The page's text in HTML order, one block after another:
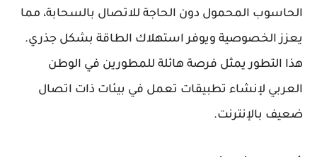
الحاسوب المحمول دون الحاجة للاتصال بالسحابة، مما
يعزز الخصوصية ويوفر استهلاك الطاقة بشكل جذري.
هذا التطور يمثل فرصة هائلة للمطورين في الوطن
العربي لإنشاء تطبيقات تعمل في بيئات ذات اتصال
ضعيف بالإنترنت.